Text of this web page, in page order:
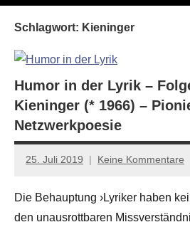
Essay
und
Kritik
Schlagwort: Kieninger
Humor in der Lyrik –
Kieninger (* 1966) –
Netzwerkpoesie
25. Juli 2019
Anton
Leitner
Keine Kommentare
Die Behauptung ›Lyriker haben
den unausrottbaren